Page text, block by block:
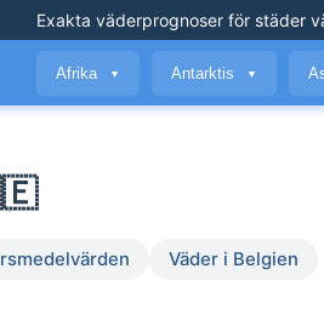
Exakta väderprognoser för städer
Afrika ▼ Antarktis ▼
Väder i Belgien